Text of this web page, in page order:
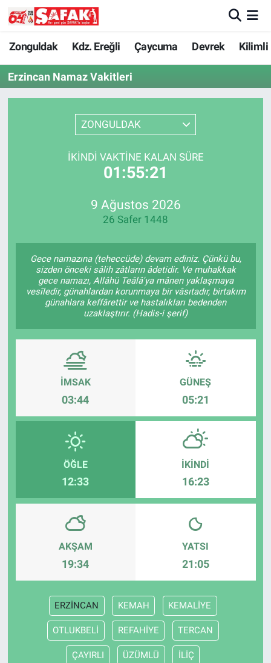
Zonguldak Kdz. Ereğli Çaycuma Devrek Kilimli
Erzincan Namaz Vakitleri
ZONGULDAK
İKINDI VAKTINE KALAN SÜRE
01:55:21
9 Ağustos 2026
26 Safer 1448
Gece namazına (teheccüde) devam ediniz. Çünkü bu,
sizden önceki sâlih zâtların âdetidir. Ve muhakkak
gece namazı, Allâhü Teâlâ'ya mânen yaklaşmaya
vesîledir, günahlardan korunmaya bir vâsıtadır, birtakım
günahlara keffârettir ve hastalıkları bedenden
uzaklaştırır. (Hadis-i şerif)
İMSAK
03:44
GÜNEŞ
05:21
ÖĞLE
12:33
İKINDI
16:23
AKŞAM
19:34
YATSI
21:05
ERZİNCAN KEMAH KEMALİYE
OTLUKBELİ REFAHİYE TERCAN
ÇAYIRLI ÜZÜMLÜ İLİÇ
Zonguldak
Kdz. Ereğli
Resmi İlan
Zonguldak Nöbetçi Eczaneler
Zonguldak Hava Durumu
Zonguldak Trafik Yoğunluk Haritası
Süper Lig Puan Durumu ve Fikstür
Tüm Manşetler
Haber Arşivi